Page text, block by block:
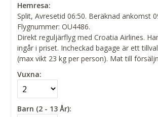
Hemresa:
Split, Avresetid 06:50. Beräknad ankomst
Flygnummer: OU4486.
Direkt reguljärflyg med Croatia Airlines.
ingår i priset. Incheckad bagage är ett
(max vikt 23 kg per person). Mat till
Vuxna:
Barn (2 - 13 År):